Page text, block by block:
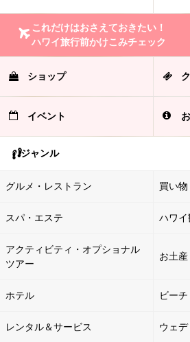
これだけはおさえておきたい！
ハワイ旅行前かけこみチェック
ショップ
イベント
ジャンル
グルメ・レストラン 買い物
スパ・エステ ハワイ
アクティビティ・オプショナル
ツアー
お土産
ホテル ビーチ
レンタル＆サービス ウェ